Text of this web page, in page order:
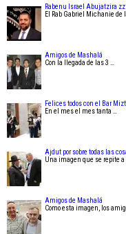
Rabenu Israel Abujatzira
El Rab Gabriel Michanie de
Amigos de Mashalá
Con la llegada de las 3 …
Felices todos con el Bar
En el mes el mes tanta …
Ajdut por sobre todas las
Una imagen que se repite a …
Amigos de Mashalá
Como esta imagen, los